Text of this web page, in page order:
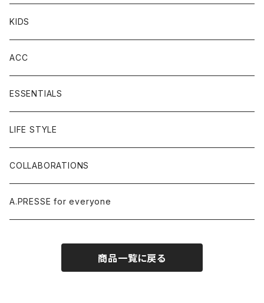
KIDS
ACC
ESSENTIALS
LIFE STYLE
COLLABORATIONS
A.PRESSE for everyone
商品一覧に戻る